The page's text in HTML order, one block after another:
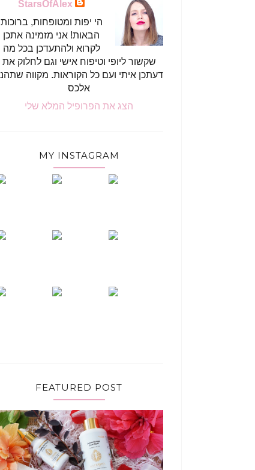
StarsOfAlex
הי יפות ומטופחות, ברוכות
הבאות! אני מזמינה אתכן
לקרוא ולהתעדכן בכל מה
שקשור ליופי וטיפוח אישי וגם לחלוק את
דעתכן איתי ועם כל הקוראות. מקווה
אלכס
הצג את הפרופיל המלא שלי
MY INSTAGRAM
FEATURED POST